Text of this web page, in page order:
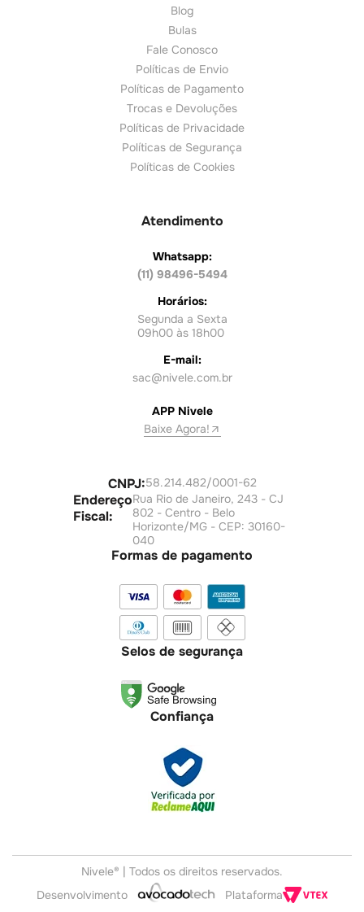
Blog
Bulas
Fale Conosco
Políticas de Envio
Políticas de Pagamento
Trocas e Devoluções
Políticas de Privacidade
Políticas de Segurança
Políticas de Cookies
Atendimento
Whatsapp:
(11) 98496-5494
Horários:
Segunda a Sexta
09h00 às 18h00
E-mail:
sac@nivele.com.br
APP Nivele
Baixe Agora!
CNPJ:58.214.482/0001-62
Endereço
Fiscal:
Rua Rio de Janeiro, 243 - CJ
802 - Centro - Belo
Horizonte/MG - CEP: 30160-
040
Formas de pagamento
Selos de segurança
Confiança
Nivele® | Todos os direitos reservados.
Desenvolvimento
Plataforma